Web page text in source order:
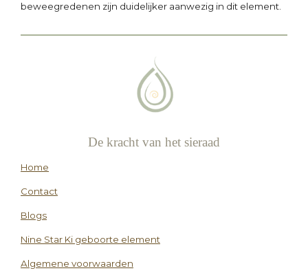
beweegredenen zijn duidelijker aanwezig in dit element.
De kracht van het sieraad
Home
Contact
Blogs
Nine Star Ki geboorte element
Algemene voorwaarden